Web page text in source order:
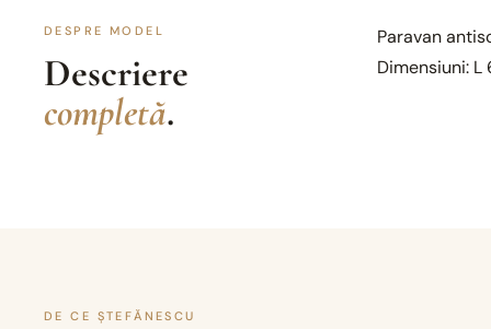
DESPRE MODEL
Descriere
completă.
Paravan
Dimensiuni: L
DE CE ȘTEFĂNESCU